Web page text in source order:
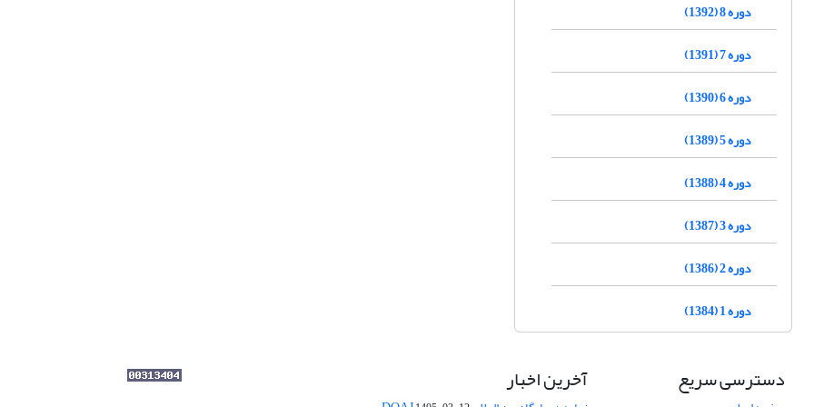
دوره 8 (1392)
دوره 7 (1391)
دوره 6 (1390)
دوره 5 (1389)
دوره 4 (1388)
دوره 3 (1387)
دوره 2 (1386)
دوره 1 (1384)
دسترسی سریع آخرین اخبار